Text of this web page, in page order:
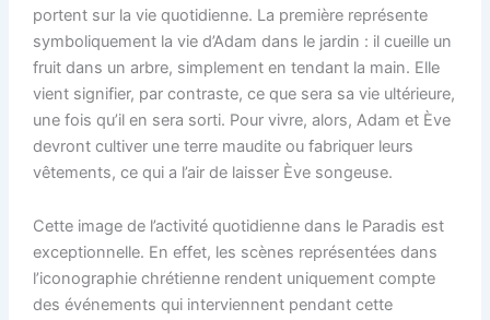
portent sur la vie quotidienne. La première représente
symboliquement la vie d’Adam dans le jardin : il cueille un
fruit dans un arbre, simplement en tendant la main. Elle
vient signifier, par contraste, ce que sera sa vie ultérieure,
une fois qu’il en sera sorti. Pour vivre, alors, Adam et Ève
devront cultiver une terre maudite ou fabriquer leurs
vêtements, ce qui a l’air de laisser Ève songeuse.
Cette image de l’activité quotidienne dans le Paradis est
exceptionnelle. En effet, les scènes représentées dans
l’iconographie chrétienne rendent uniquement compte
des événements qui interviennent pendant cette